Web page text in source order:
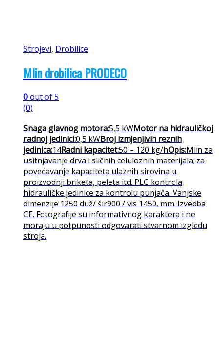
Strojevi, Drobilice
Mlin drobilica PRODECO
0out of 5
(0)
Snaga glavnog motora:5,5 kWMotor na hidrauličkoj
radnoj jedinici:0,5 kWBroj izmjenjivih reznih
jedinica:14Radni kapacitet:50 – 120 kg/hOpis:Mlin za
usitnjavanje drva i sličnih celuloznih materijala; za
povećavanje kapaciteta ulaznih sirovina u
proizvodnji briketa, peleta itd. PLC kontrola
hidrauličke jedinice za kontrolu punjača. Vanjske
dimenzije 1250 duž/ šir900 / vis 1450, mm. Izvedba
CE. Fotografije su informativnog karaktera i ne
moraju u potpunosti odgovarati stvarnom izgledu
stroja.